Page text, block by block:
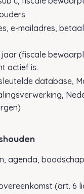
e-mailadres,
jaar (fiscale
actief is.
database,
agenda,
(art. 6